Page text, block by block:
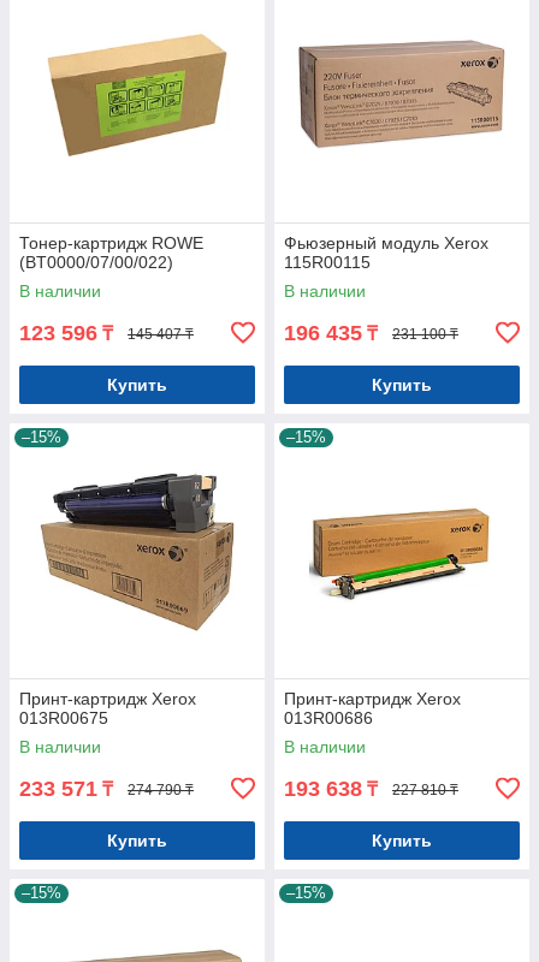
Тонер-картридж ROWE
(BT0000/07/00/022)
В наличии
123 596 ₸ 145 407 ₸
Купить
Фьюзерный модуль Xerox
115R00115
В наличии
196 435 ₸ 231 100 ₸
Купить
–15%
Принт-картридж Xerox
013R00675
В наличии
233 571 ₸ 274 790 ₸
Купить
–15%
Принт-картридж Xerox
013R00686
В наличии
193 638 ₸ 227 810 ₸
Купить
–15% –15%